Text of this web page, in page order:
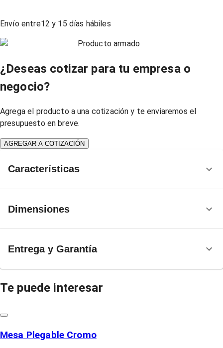
Envío entre12 y 15 días hábiles
Producto armado
¿Deseas cotizar para tu empresa o
negocio?
Agrega el producto a una cotización y te enviaremos el
presupuesto en breve.
AGREGAR A COTIZACIÓN
Características
Dimensiones
Entrega y Garantía
Te puede interesar
Mesa Plegable Cromo